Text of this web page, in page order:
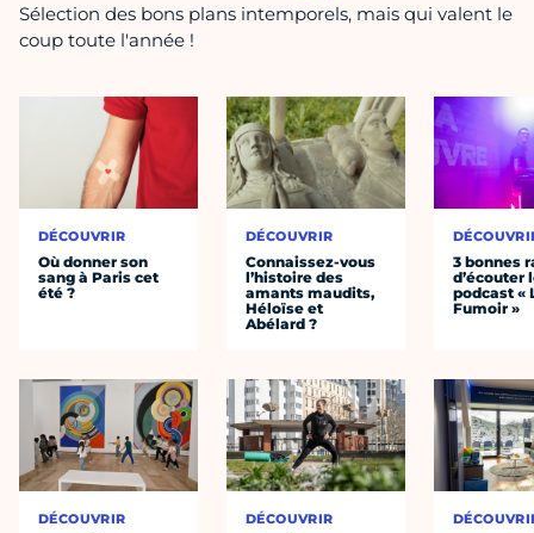
Sélection des bons plans intemporels, mais qui valent le
coup toute l'année !
DÉCOUVRIR
Où donner son
sang à Paris cet
été ?
DÉCOUVRIR
DÉCOUVRIR
Connaissez-vous
l’histoire des
amants maudits,
Héloïse et
Abélard ?
DÉCOUVRIR
3 bonnes
d’écouter
podcast «
Fumoir »